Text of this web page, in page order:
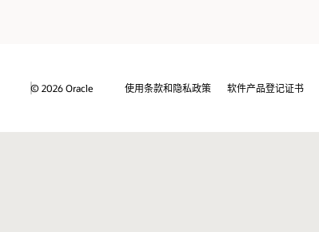
© 2026 Oracle 使用条款和隐私政策 软件产品登记证书